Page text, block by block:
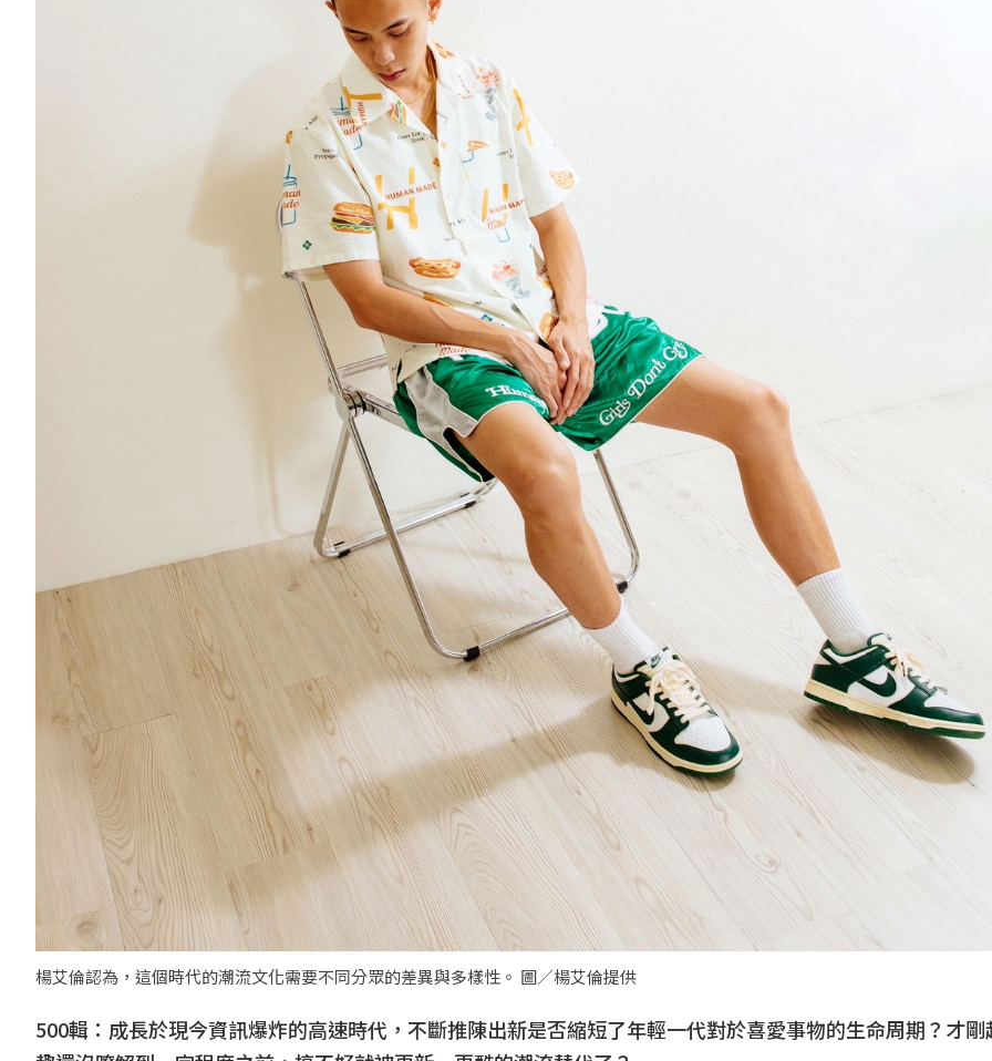
楊艾倫認為，這個時代的潮流文化需要不同分眾的差異與多樣性。 圖／楊艾倫提供
500輯：成長於現今資訊爆炸的高速時代，不斷推陳出新是否縮短了年輕一代對於喜愛事物的生命周期？才